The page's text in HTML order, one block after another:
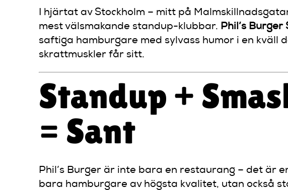
I hjärtat av Stockholm – mitt på
mest välsmakande standup-klubbar. Phil’s Burger
saftiga hamburgare med sylvass humor i en kväll
skrattmuskler får sitt.
Standup +
= Sant
Phil’s Burger är inte bara en restaurang – det är
bara hamburgare av högsta kvalitet, utan också